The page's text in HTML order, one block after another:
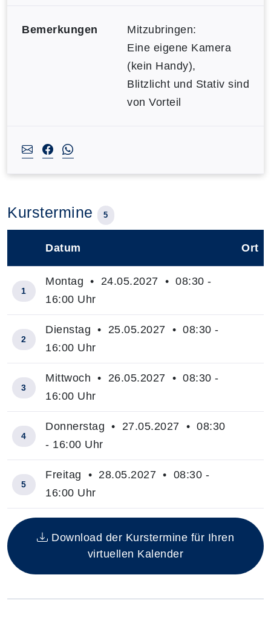
Bemerkungen
Mitzubringen:
Eine eigene Kamera
(kein Handy),
Blitzlicht und Stativ sind
von Vorteil
Kurstermine 5
Insgesamt gibt es 5 Termine zum diesen Kurs
Datum Ort
1
Montag • 24.05.2027 • 08:30 -
16:00 Uhr
2
Dienstag • 25.05.2027 • 08:30 -
16:00 Uhr
3
Mittwoch • 26.05.2027 • 08:30 -
16:00 Uhr
4
Donnerstag • 27.05.2027 • 08:30
- 16:00 Uhr
5
Freitag • 28.05.2027 • 08:30 -
16:00 Uhr
Download der Kurstermine für Ihren
virtuellen Kalender